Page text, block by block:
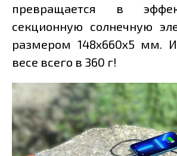
превращается в
секционную солнечную
размером 148х660х5 мм.
весе всего в 360 г!